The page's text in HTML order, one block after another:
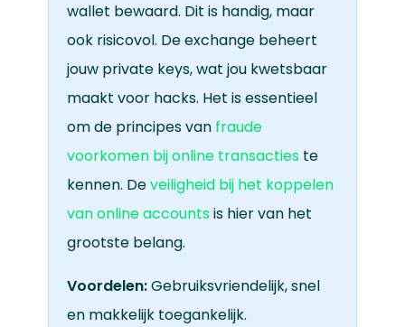
wallet bewaard. Dit is handig, maar
ook risicovol. De exchange beheert
jouw private keys, wat jou kwetsbaar
maakt voor hacks. Het is essentieel
om de principes van fraude
voorkomen bij online transactieste
kennen. Deveiligheid bij het koppelen
van online accountsis hier van het
grootste belang.
Voordelen:Gebruiksvriendelijk, snel
en makkelijk toegankelijk.